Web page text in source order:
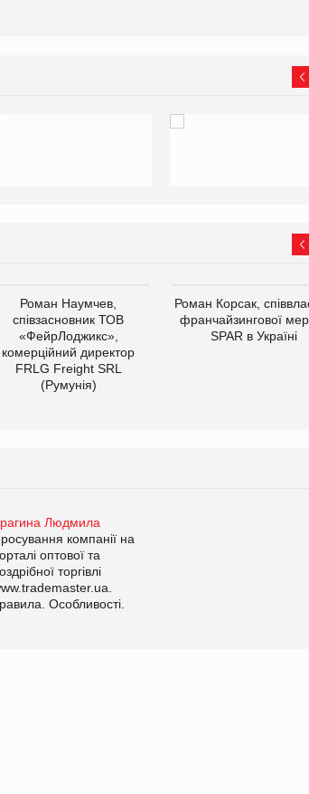
Роман Наумчев,
співзасновник ТОВ
«ФейрЛоджикс»,
комерційний директор
FRLG Freight SRL
(Румунія)
Роман Корсак,
франчайзингової
SPAR в Україні
Людмила
компанії на
оптової та
торгівлі
Особливості.